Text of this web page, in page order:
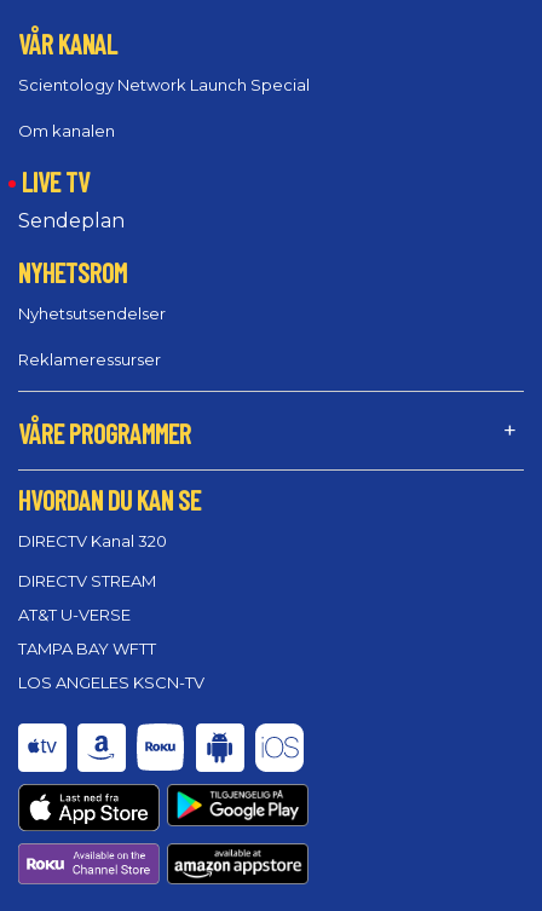
VÅR KANAL
Scientology Network Launch Special
Om kanalen
LIVE TV
Sendeplan
NYHETSROM
Nyhetsutsendelser
Reklameressurser
VÅRE PROGRAMMER
HVORDAN DU KAN SE
DIRECTV Kanal 320
DIRECTV STREAM
AT&T U-VERSE
TAMPA BAY WFTT
LOS ANGELES KSCN-TV